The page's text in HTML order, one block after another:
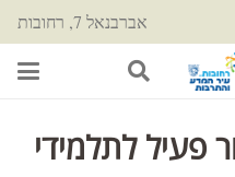
אברבנאל 7, רחובות
פעיל לתלמידי